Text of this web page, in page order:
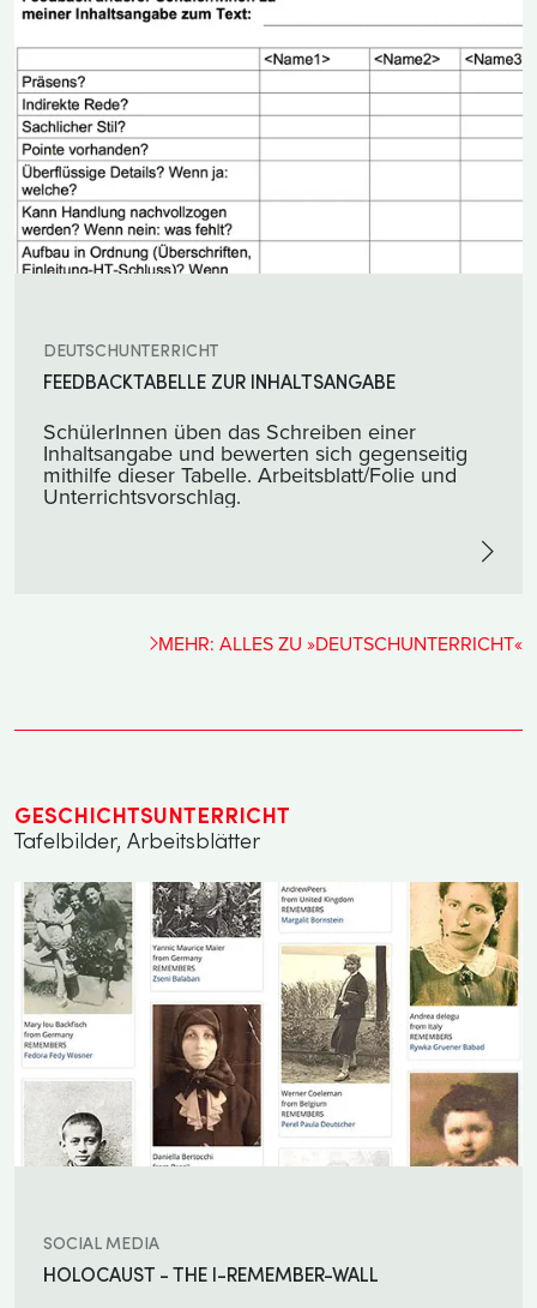
FEEDBACKTABELLE ZUR INHALTSANGABE
DEUTSCHUNTERRICHT
SchülerInnen üben das Schreiben einer
Inhaltsangabe und bewerten sich gegenseitig
mithilfe dieser Tabelle. Arbeitsblatt/Folie und
Unterrichtsvorschlag.
MEHR: ALLES ZU »DEUTSCHUNTERRICHT«
GESCHICHTSUNTERRICHT
Tafelbilder, Arbeitsblätter
HOLOCAUST - THE I-REMEMBER-WALL
SOCIAL MEDIA